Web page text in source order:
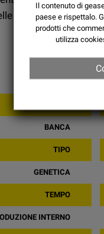
indica. Ottima per
BANCA
TIPO
GENETICA
TEMPO
INTERNO
Il contenuto di
paese e rispettalo.
prodotti che
utilizza